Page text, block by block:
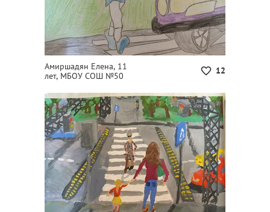
12
Амиршадян Елена, 11
лет, МБОУ СОШ №50